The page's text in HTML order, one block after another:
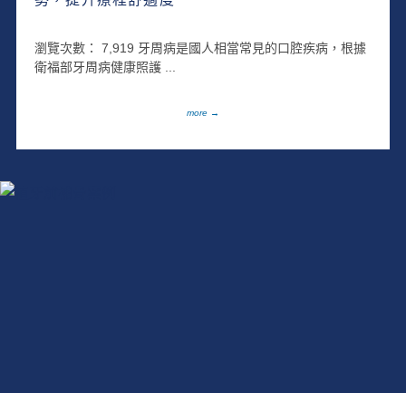
瀏覽次數： 7,919 牙周病是國人相當常見的口腔疾病，根據
衛福部牙周病健康照護 ...
more →